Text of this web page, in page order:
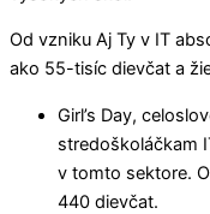
Od vzniku Aj Ty v IT
ako 55-tisíc dievčat a
Girl’s Day,
stredoškoláčkam
v tomto sektore.
440 dievčat.